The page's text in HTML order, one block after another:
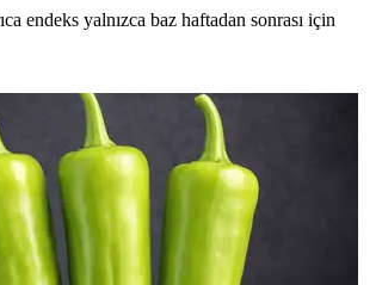
endeks yalnızca baz haftadan sonrası için